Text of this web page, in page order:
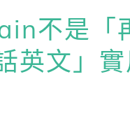
hot
學習計畫表
閱讀區
話
實用文章
【JQool * IVY
生病不舒服，別
不是「
英文」